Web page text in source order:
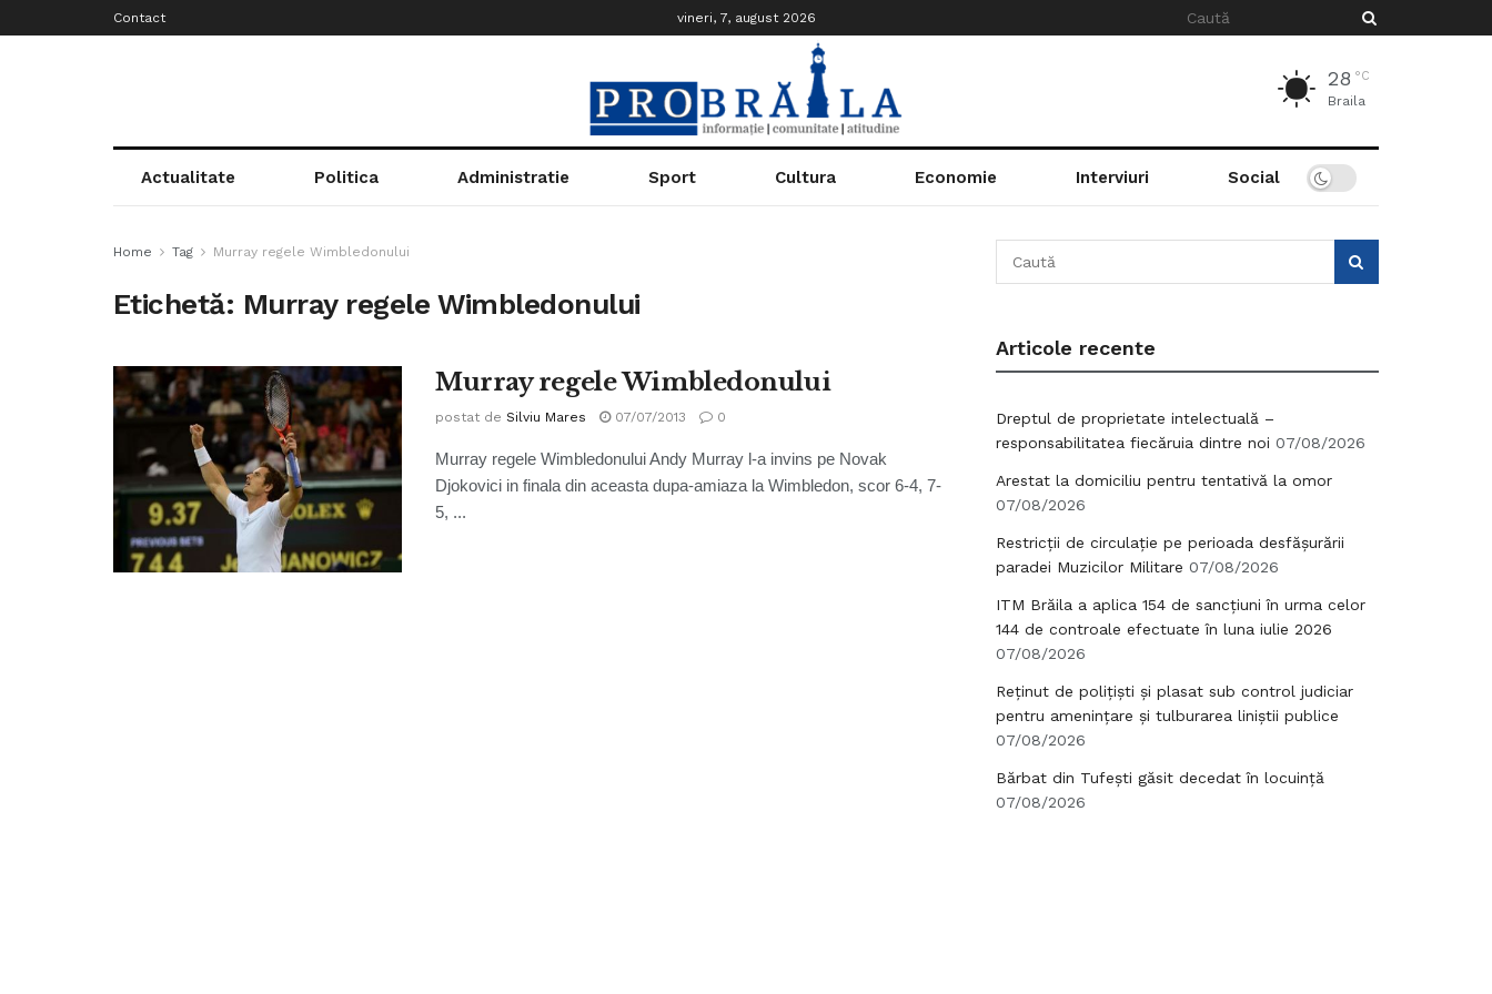
Contact vineri, 7, august 2026
28 °C
Braila
Actualitate Politica Administratie Sport Cultura Economie Interviuri Social
Home Tag Murray regele Wimbledonului
Etichetă: Murray regele Wimbledonului
Murray regele Wimbledonului
postat de Silviu Mares 07/07/2013 0
Murray regele Wimbledonului Andy Murray l-a invins pe Novak
Djokovici in finala din aceasta dupa-amiaza la Wimbledon, scor 6-4, 7-
5, ...
Articole recente
Dreptul de proprietate intelectuală –
responsabilitatea fiecăruia dintre noi 07/08/2026
Arestat la domiciliu pentru tentativă la omor
07/08/2026
Restricții de circulație pe perioada desfășurării
paradei Muzicilor Militare 07/08/2026
ITM Brăila a aplica 154 de sancțiuni în urma celor
144 de controale efectuate în luna iulie 2026
07/08/2026
Reținut de polițiști și plasat sub control judiciar
pentru amenințare și tulburarea liniștii publice
07/08/2026
Bărbat din Tufești găsit decedat în locuință
07/08/2026